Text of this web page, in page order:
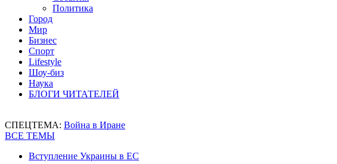
Политика
Город
Мир
Бизнес
Спорт
Lifestyle
Шоу-биз
Наука
БЛОГИ ЧИТАТЕЛЕЙ
СПЕЦТЕМА: Война в Иране
ВСЕ ТЕМЫ
Вступление Украины в ЕС